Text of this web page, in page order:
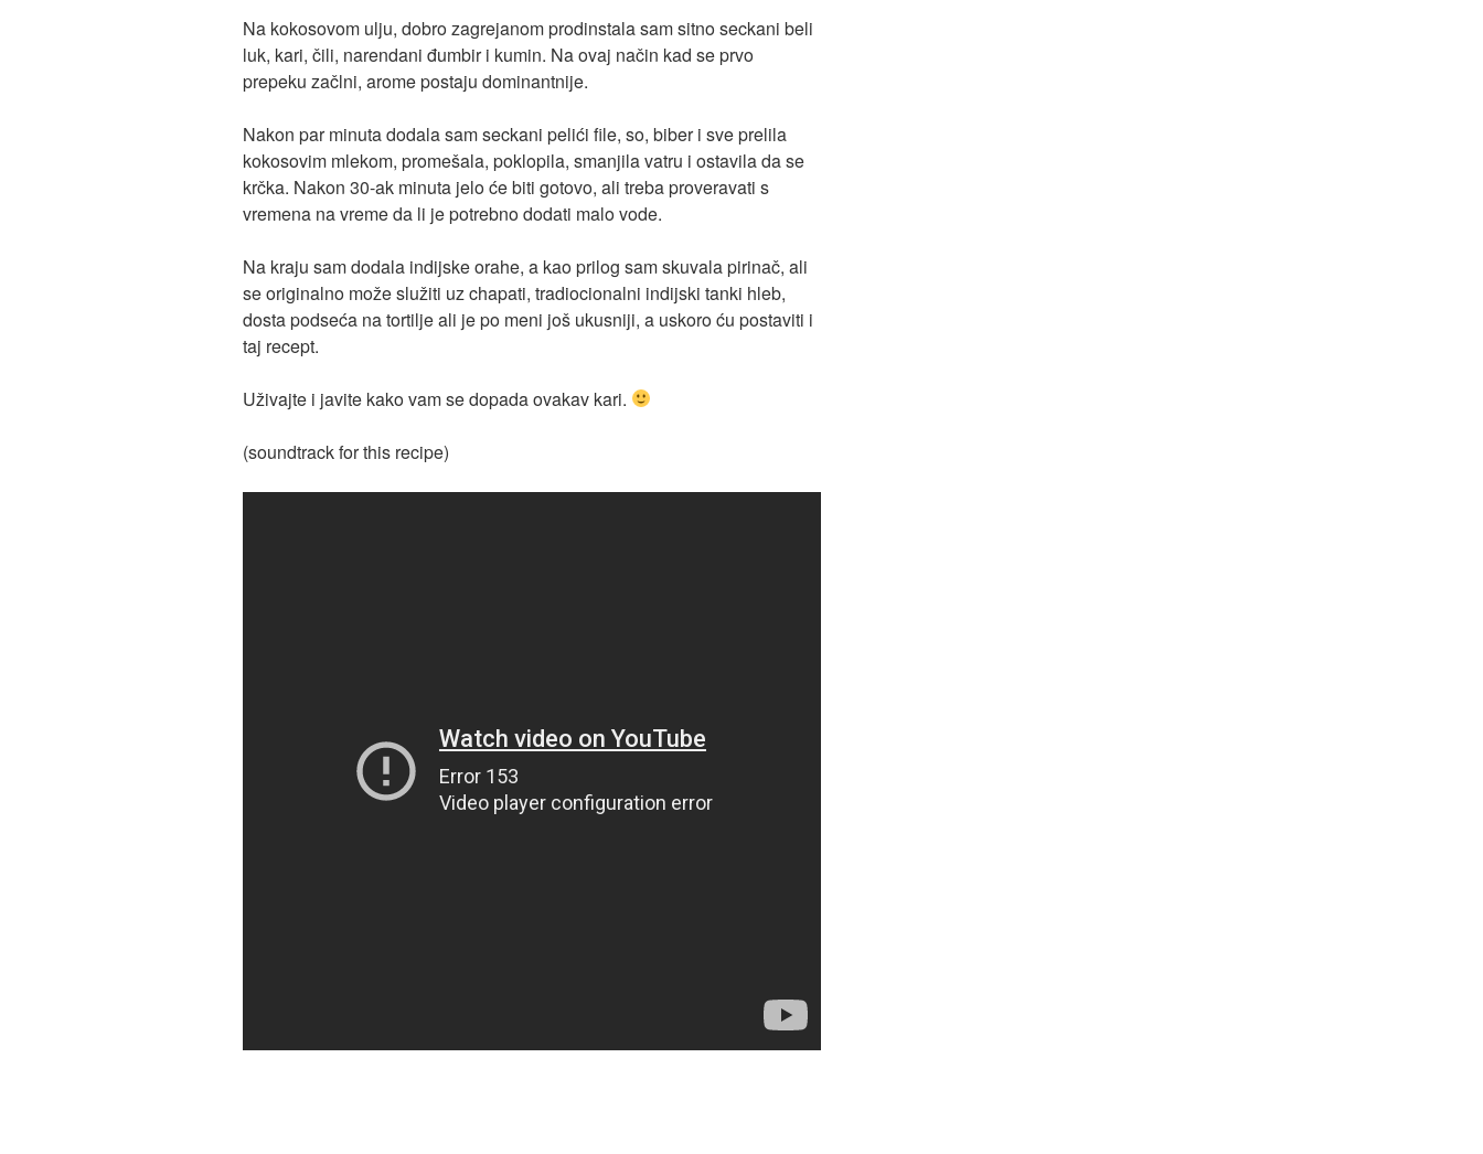
Na kokosovom ulju, dobro zagrejanom prodinstala sam sitno seckani beli
luk, kari, čili, narendani đumbir i kumin. Na ovaj način kad se prvo
prepeku začlni, arome postaju dominantnije.
Nakon par minuta dodala sam seckani pelići file, so, biber i sve prelila
kokosovim mlekom, promešala, poklopila, smanjila vatru i ostavila da se
krčka. Nakon 30-ak minuta jelo će biti gotovo, ali treba proveravati s
vremena na vreme da li je potrebno dodati malo vode.
Na kraju sam dodala indijske orahe, a kao prilog sam skuvala pirinač, ali
se originalno može služiti uz chapati, tradiocionalni indijski tanki hleb,
dosta podseća na tortilje ali je po meni još ukusniji, a uskoro ću postaviti i
taj recept.
Uživajte i javite kako vam se dopada ovakav kari.
(soundtrack for this recipe)